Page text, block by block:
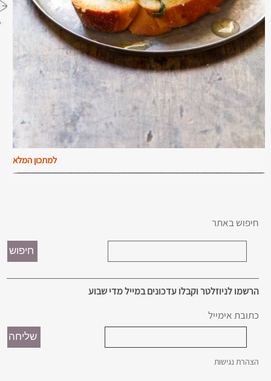
למתכון המלא
חיפוש באתר
הרשמו לניוזלטר וקבלו עדכונים במייל מדי שבוע
כתובת אימייל
הצהרת נגישות